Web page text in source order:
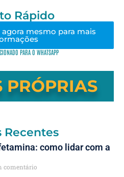
Rápido
mesmo para mais
PARA O WHATSAPP
PRÓPRIAS
Recentes
como lidar com a
comentário